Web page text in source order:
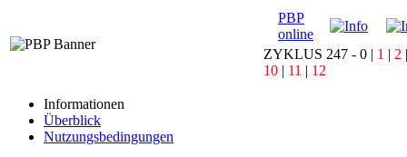
PBP
online
ZYKLUS 247 - 0 | 1 | 2
10 | 11 | 12
Informationen
Überblick
Nutzungsbedingungen